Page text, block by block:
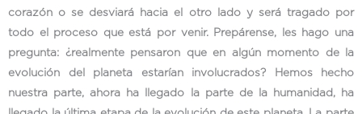
corazón o se desviará hacia el otro lado y será tragado por
todo el proceso que está por venir. Prepárense, les hago una
pregunta: ¿realmente pensaron que en algún momento de la
evolución del planeta estarían involucrados? Hemos hecho
nuestra parte, ahora ha llegado la parte de la humanidad, ha